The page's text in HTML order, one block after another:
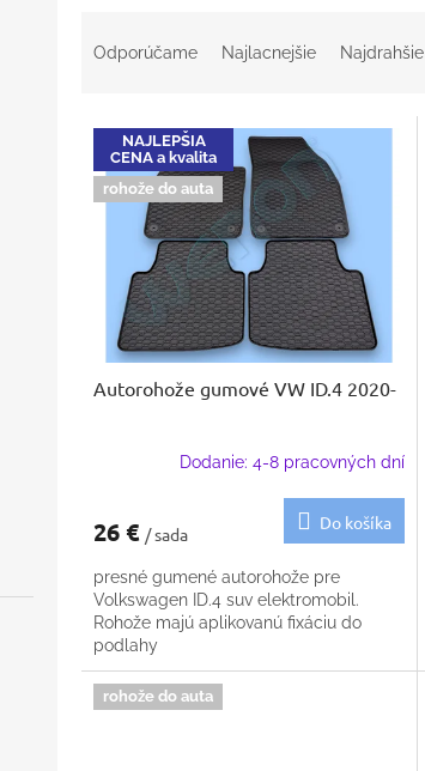
p
o
Odporúčame Najlacnejšie Najdrahšie
V
p
NAJLEPŠIA
CENA a kvalita
rohože do auta
Autorohože gumové VW ID.4 2020-
Dodanie: 4-8 pracovných dní
26 € / sada
Do košíka
presné gumené autorohože pre
Volkswagen ID.4 suv elektromobil.
Rohože majú aplikovanú fixáciu do
podlahy
rohože do auta